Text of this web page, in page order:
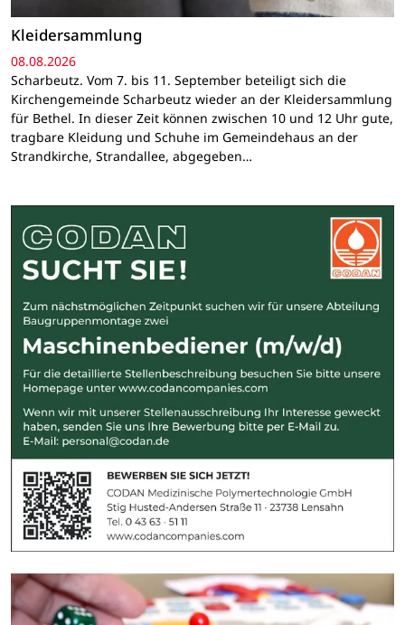
Kleidersammlung
08.08.2026
Scharbeutz. Vom 7. bis 11. September beteiligt sich die
Kirchengemeinde Scharbeutz wieder an der Kleidersammlung
für Bethel. In dieser Zeit können zwischen 10 und 12 Uhr gute,
tragbare Kleidung und Schuhe im Gemeindehaus an der
Strandkirche, Strandallee, abgegeben…